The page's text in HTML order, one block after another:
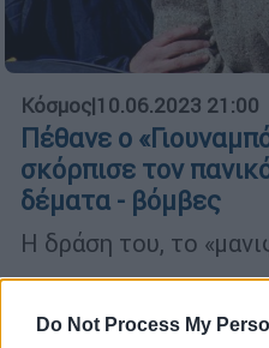
Do Not Process My
Κόσμος|10.06.2023 21:00
Πέθανε ο
σκόρπισε τον
δέματα - βόμβες
Η δράση του, το